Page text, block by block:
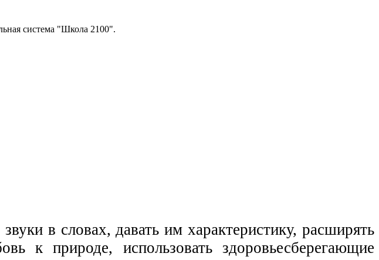
система "Школа 2100".
в словах, давать им характеристику, расширять
к природе, использовать здоровьесберегающие